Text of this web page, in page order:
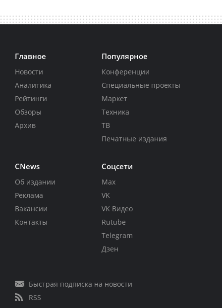
Главное
Новости
Аналитика
Рейтинги
Обзоры
Архив
Популярное
Конференции
Специальные проекты
Маркет
Техника
ТВ
Печатные издания
CNews
Об издании
Реклама
Вакансии
Контакты
Соцсети
Max
VK
VK Видео
Rutube
Telegram
Дзен
Быстрая подписка на новости
RSS